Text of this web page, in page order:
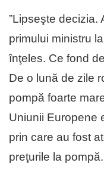
”Lipseşte decizia.
primului ministru
înţeles. Ce fond
De o lună de zile
pompă foarte
Uniunii Europene
prin care au fost
preţurile la